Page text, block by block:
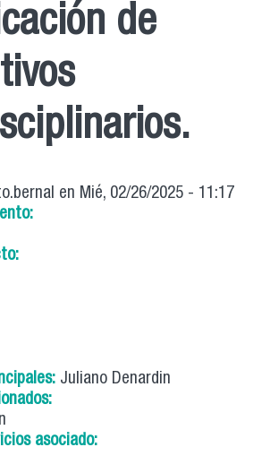
de
en Mié, 02/26/2025 - 11:17
Juliano Denardin
asociado: